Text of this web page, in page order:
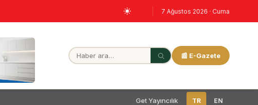
7 Ağustos 2026 · Cuma
📰 E-Gazete
Get Yayıncılık TR EN